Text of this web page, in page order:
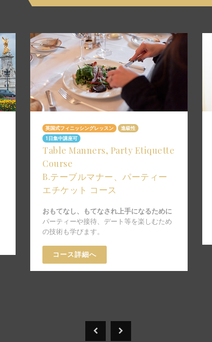
英国式フィニッシングレッスン
進級性
1日集中講座可
Table Manners, Party Etiquette
Course
B.テーブルマナー、パーティー
エチケット コース
おもてなし、もてなされ上手になるために
パーティーや接待、デート等を楽しむため
の技術も学びます。
コース詳細へ